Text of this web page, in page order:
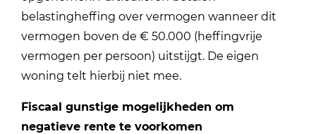
belastingheffing over vermogen wanneer dit
vermogen boven de € 50.000 (heffingvrije
vermogen per persoon) uitstijgt. De eigen
woning telt hierbij niet mee.
Fiscaal gunstige mogelijkheden om
negatieve rente te voorkomen